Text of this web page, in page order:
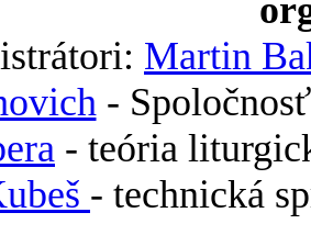
Martin
-
- teória
- technická